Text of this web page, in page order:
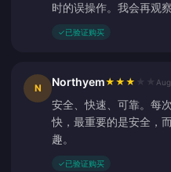
时的误操作。我会再观
✓已验证购买
N Northyem★ ★ ★
安全、快速、可靠。每
快，最重要的是安全，
趣。
✓已验证购买